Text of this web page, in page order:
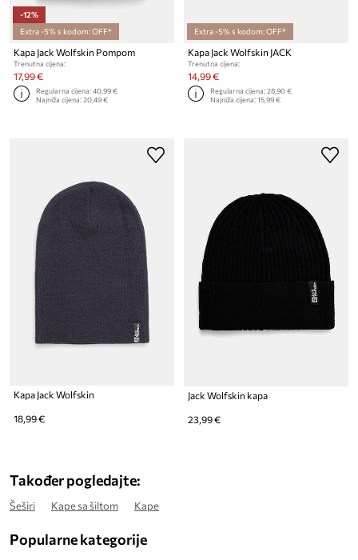
-12%
Extra -5% s kodom: OFF*
Kapa Jack Wolfskin Pompom
Trenutna cijena:
17,99 €
Regularna cijena:40,99 €
Najniža cijena:20,49 €
Extra -5% s kodom: OFF*
Kapa Jack Wolfskin JACK
Trenutna cijena:
14,99 €
Regularna cijena:28,90 €
Najniža cijena:15,99 €
Kapa Jack Wolfskin
18,99 €
Jack Wolfskin kapa
23,99 €
Također pogledajte:
Šeširi Kape sa šiltom Kape
Popularne kategorije